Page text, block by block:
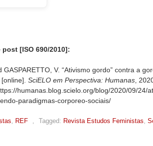
[ISO 690/2010]:
GASPARETTO, V. “Ativismo gordo” contra a
SciELO em Perspectiva: Humanas ,
humanas.blog.scielo.org/blog/2020/09/24/
paradigmas-corporeo-sociais/
REF Tagged: Revista Estudos Feministas